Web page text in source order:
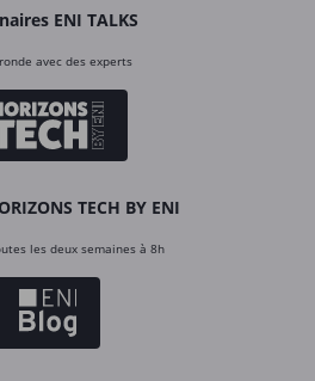
ENI TALKS
avec des experts
TECH BY ENI
les deux semaines à 8h